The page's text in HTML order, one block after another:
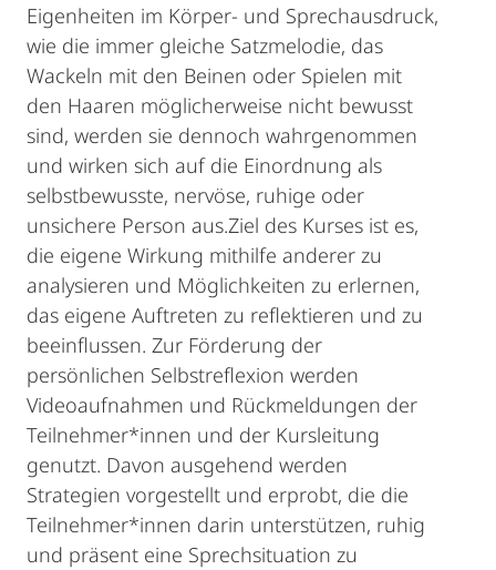
Eigenheiten im Körper- und Sprechausdruck,
wie die immer gleiche Satzmelodie, das
Wackeln mit den Beinen oder Spielen mit
den Haaren möglicherweise nicht bewusst
sind, werden sie dennoch wahrgenommen
und wirken sich auf die Einordnung als
selbstbewusste, nervöse, ruhige oder
unsichere Person aus.Ziel des Kurses ist es,
die eigene Wirkung mithilfe anderer zu
analysieren und Möglichkeiten zu erlernen,
das eigene Auftreten zu reflektieren und zu
beeinflussen. Zur Förderung der
persönlichen Selbstreflexion werden
Videoaufnahmen und Rückmeldungen der
Teilnehmer*innen und der Kursleitung
genutzt. Davon ausgehend werden
Strategien vorgestellt und erprobt, die die
Teilnehmer*innen darin unterstützen, ruhig
und präsent eine Sprechsituation zu